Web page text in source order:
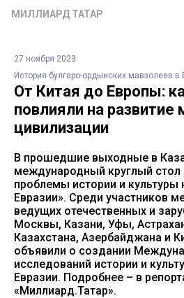
МИЛЛИАРД ТАТАР
27 ноября 2023
История булгаро-ордынских мавзолеев в
От Китая до Европы:
повлияли на развитие
цивилизации
В прошедшие выходные в
международный круглый стол
проблемы истории и культуры
Евразии». Среди участников
ведущих отечественных и
Москвы, Казани, Уфы,
Казахстана, Азербайджана и
объявили о создании
исследований истории и
Евразии. Подробнее – в
«Миллиард.Татар».